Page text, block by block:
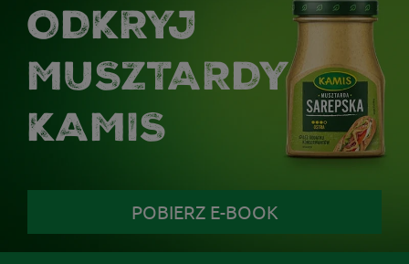
ODKRYJ
MUSZTARDY
KAMIS
POBIERZ E-BOOK